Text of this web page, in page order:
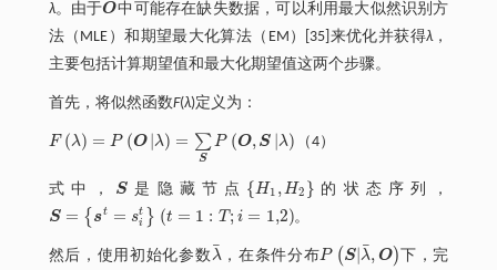
λ。由于O
O 中可能存在缺失数据，可以利用最大似然识别方
法（MLE）和期望最大化算法（EM）[35]来优化并获得λ，
主要包括计算期望值和最大化期望值这两个步骤。
首先，将似然函数F(λ)定义为：
F (λ) = P (O |λ) = ∑
S
P (O, S |λ)
Fλ =PO λ=∑SP O,Sλ （4）
式中， S
S 是隐藏节点 {H1 ,H2 }
H1, H2 的状态序列，
S = { st = st
i } (t = 1 : T ; i = 1,2)
S= st= si t (t =1: T;i =1,2) 。
然后，使用初始化参数λ
¯
λ¯，在条件分布P ( S|λ
¯, O)
PS |λ¯, O
下，完